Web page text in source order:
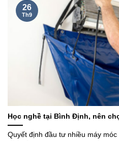
Học nghề tại Bình Định, nên
Quyết định đầu tư nhiều máy
26
Th9